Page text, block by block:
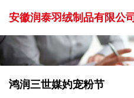
安徽润泰羽绒制品有限公司
鸿润三世媒妁宠粉节